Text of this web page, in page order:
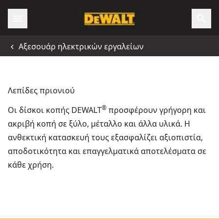
Αξεσουάρ ηλεκτρικών εργαλείων
Λεπίδες πριονιού
Οι δίσκοι κοπής DEWALT® προσφέρουν γρήγορη και
ακριβή κοπή σε ξύλο, μέταλλο και άλλα υλικά. Η
ανθεκτική κατασκευή τους εξασφαλίζει αξιοπιστία,
αποδοτικότητα και επαγγελματικά αποτελέσματα σε
κάθε χρήση.